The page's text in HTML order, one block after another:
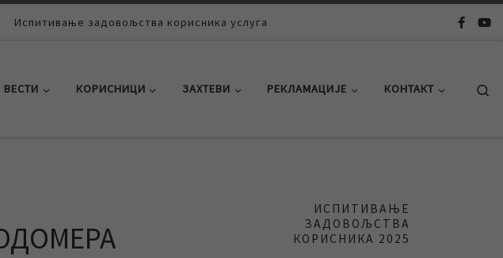
Испитивање задовољства корисника услуга
ВЕСТИ КОРИСНИЦИ ЗАХТЕВИ РЕКЛАМАЦИЈЕ КОНТАКТ
ИСПИТИВАЊЕ
ЗАДОВОЉСТВА
КОРИСНИКА 2025